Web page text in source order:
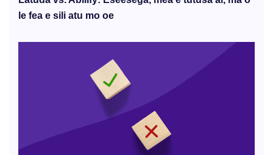
le fea e sili atu mo oe